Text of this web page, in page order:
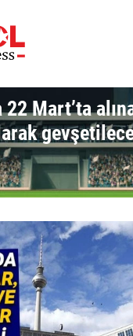
22 Mart’ta